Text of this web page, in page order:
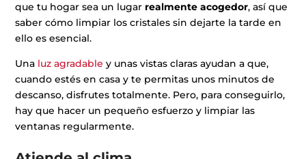
que tu hogar sea un lugar realmente acogedor, así que
saber cómo limpiar los cristales sin dejarte la tarde en
ello es esencial.
Una luz agradable y unas vistas claras ayudan a que,
cuando estés en casa y te permitas unos minutos de
descanso, disfrutes totalmente. Pero, para conseguirlo,
hay que hacer un pequeño esfuerzo y limpiar las
ventanas regularmente.